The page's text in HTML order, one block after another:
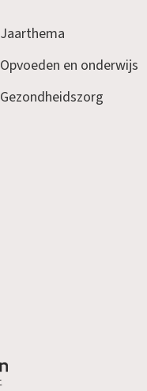
Jaarthema
Opvoeden en onderwijs
Gezondheidszorg